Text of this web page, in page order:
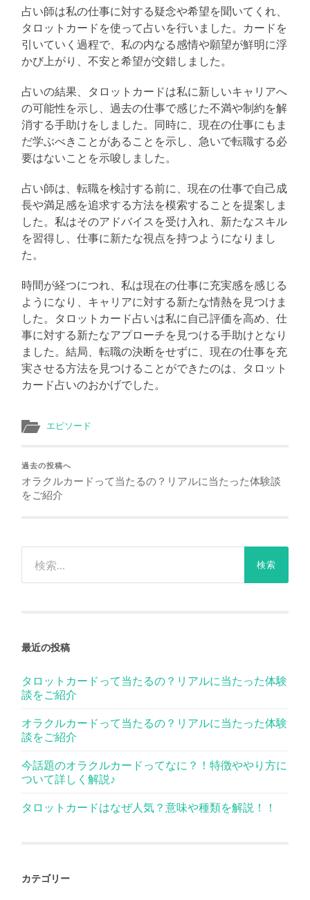
占い師は私の仕事に対する疑念や希望を聞いてくれ、
タロットカードを使って占いを行いました。カードを
引いていく過程で、私の内なる感情や願望が鮮明に浮
かび上がり、不安と希望が交錯しました。
占いの結果、タロットカードは私に新しいキャリアへ
の可能性を示し、過去の仕事で感じた不満や制約を解
消する手助けをしました。同時に、現在の仕事にもま
だ学ぶべきことがあることを示し、急いで転職する必
要はないことを示唆しました。
占い師は、転職を検討する前に、現在の仕事で自己成
長や満足感を追求する方法を模索することを提案しま
した。私はそのアドバイスを受け入れ、新たなスキル
を習得し、仕事に新たな視点を持つようになりまし
た。
時間が経つにつれ、私は現在の仕事に充実感を感じる
ようになり、キャリアに対する新たな情熱を見つけま
した。タロットカード占いは私に自己評価を高め、仕
事に対する新たなアプローチを見つける手助けとなり
ました。結局、転職の決断をせずに、現在の仕事を充
実させる方法を見つけることができたのは、タロット
カード占いのおかげでした。
エピソード
過去の投稿へ
オラクルカードって当たるの？リアルに当たった体験談
をご紹介
索:
最近の投稿
タロットカードって当たるの？リアルに当たった体験
談をご紹介
オラクルカードって当たるの？リアルに当たった体験
談をご紹介
今話題のオラクルカードってなに？！特徴ややり方に
ついて詳しく解説♪
タロットカードはなぜ人気？意味や種類を解説！！
カテゴリー